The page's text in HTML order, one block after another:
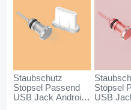
Staubschutz
Stöpsel Passend
USB Jack Android
Stöpsel
USB